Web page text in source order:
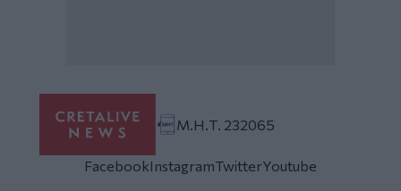
Μ.Η.Τ. 232065
FacebookInstagramTwitterYoutube